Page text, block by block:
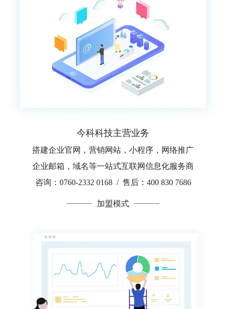
今科科技主营业务
搭建企业官网，营销网站，小程序，网络推广
企业邮箱，域名等一站式互联网信息化服务商
咨询：0760-2332 0168 / 售后：400 830 7686
加盟模式